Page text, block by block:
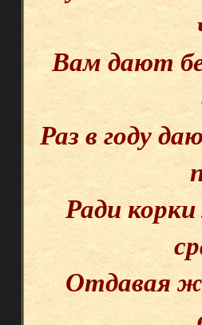
Вам дают
Раз в году
Ради
Отдавая